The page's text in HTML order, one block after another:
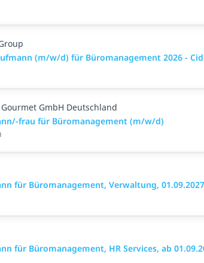
(m/w/d) für Büromanagement 2026 -
Gourmet GmbH Deutschland
frau für Büromanagement (m/w/d)
für Büromanagement, Verwaltung,
für Büromanagement, HR Services, ab